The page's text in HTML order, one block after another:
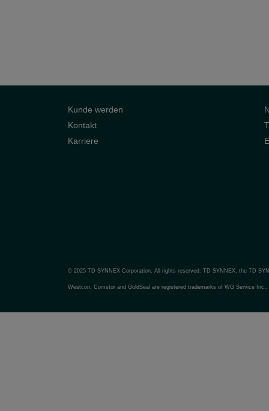
Kunde werden
Kontakt
Karriere
© 2025 TD SYNNEX Corporation. All rights reserved. TD SYNNEX, the TD
Westcon, Comstor and GoldSeal are registered trademarks of WG Service